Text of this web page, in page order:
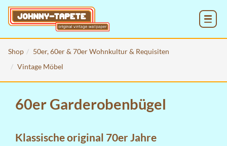
Shop
50er, 60er & 70er Wohnkultur & Requisiten
Vintage Möbel
60er Garderobenbügel
Klassische original 70er Jahre